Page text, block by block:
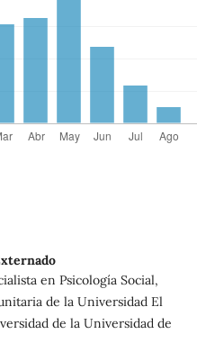
en Psicología Social,
de la Universidad El
de la Universidad de